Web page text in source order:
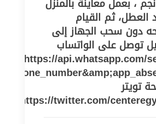
العطل، ثم القيام
دون سحب الجهاز إلى
توصل على الواتساب
https://api.whatsapp.com/
تويتر
https://twitter.com/